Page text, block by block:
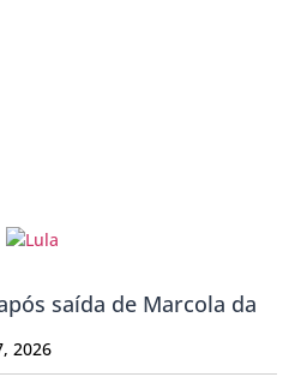
saída de Marcola da
2026